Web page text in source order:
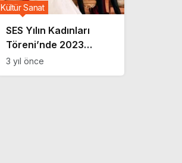
SES Yılın Kadınları
Töreni’nde 2023
ödülleri sahiplerini
buldu! Bir ödül de
Kültür Sanat
3 yıl önce